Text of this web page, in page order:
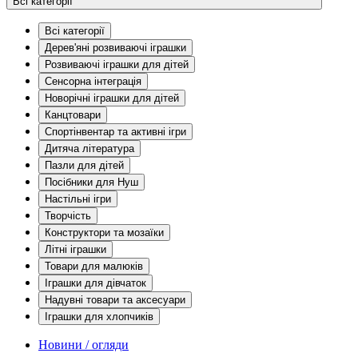
Всі категорії
Дерев'яні розвиваючі іграшки
Розвиваючі іграшки для дітей
Сенсорна інтеграція
Новорічні іграшки для дітей
Канцтовари
Спортінвентар та активні ігри
Дитяча література
Пазли для дітей
Посібники для Нуш
Настільні ігри
Творчість
Конструктори та мозаїки
Літні іграшки
Товари для малюків
Іграшки для дівчаток
Надувні товари та аксесуари
Іграшки для хлопчиків
Новини / огляди